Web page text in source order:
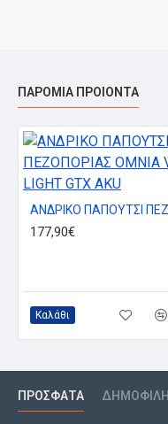
ΠΑΡΌΜΙΑ ΠΡΟΙΌΝΤΑ
177,90€
Καλάθι
ΠΡΌΣΦΑΤΑ ΔΗΜΟΦΙΛΉ